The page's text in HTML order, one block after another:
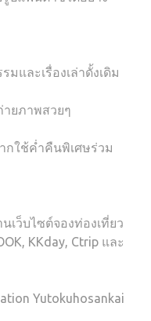
และเรื่องเล่าดั้งเดิม
ยภาพสวยๆ
กใช้ค่ำคืนพิเศษร่วม
เว็บไซต์จองท่องเที่ยว
KKday, Ctrip และ
Yutokuhosankai